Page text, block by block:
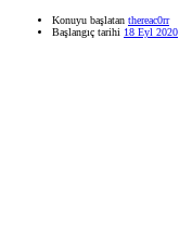
Konuyu başlatan thereac0rr
Başlangıç tarihi 18 Eyl 2020